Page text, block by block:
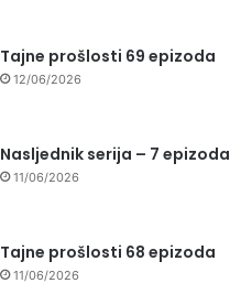
Tajne prošlosti 69 epizoda
12/06/2026
Nasljednik serija – 7 epizoda
11/06/2026
Tajne prošlosti 68 epizoda
11/06/2026